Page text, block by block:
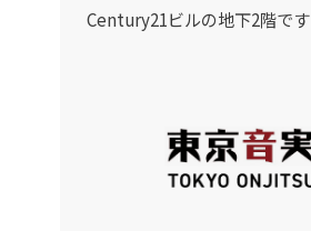
Century21ビルの地下2階です